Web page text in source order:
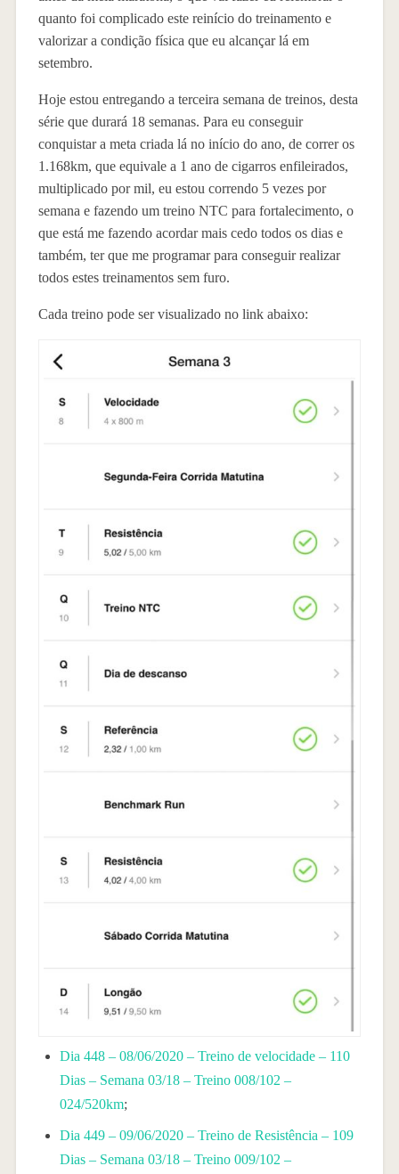
quanto foi complicado este reinício do treinamento e
valorizar a condição física que eu alcançar lá em
setembro.
Hoje estou entregando a terceira semana de treinos, desta
série que durará 18 semanas. Para eu conseguir
conquistar a meta criada lá no início do ano, de correr os
1.168km, que equivale a 1 ano de cigarros enfileirados,
multiplicado por mil, eu estou correndo 5 vezes por
semana e fazendo um treino NTC para fortalecimento, o
que está me fazendo acordar mais cedo todos os dias e
também, ter que me programar para conseguir realizar
todos estes treinamentos sem furo.
Cada treino pode ser visualizado no link abaixo:
Dia 448 – 08/06/2020 – Treino de velocidade – 110
Dias – Semana 03/18 – Treino 008/102 –
024/520km;
Dia 449 – 09/06/2020 – Treino de Resistência – 109
Dias – Semana 03/18 – Treino 009/102 –